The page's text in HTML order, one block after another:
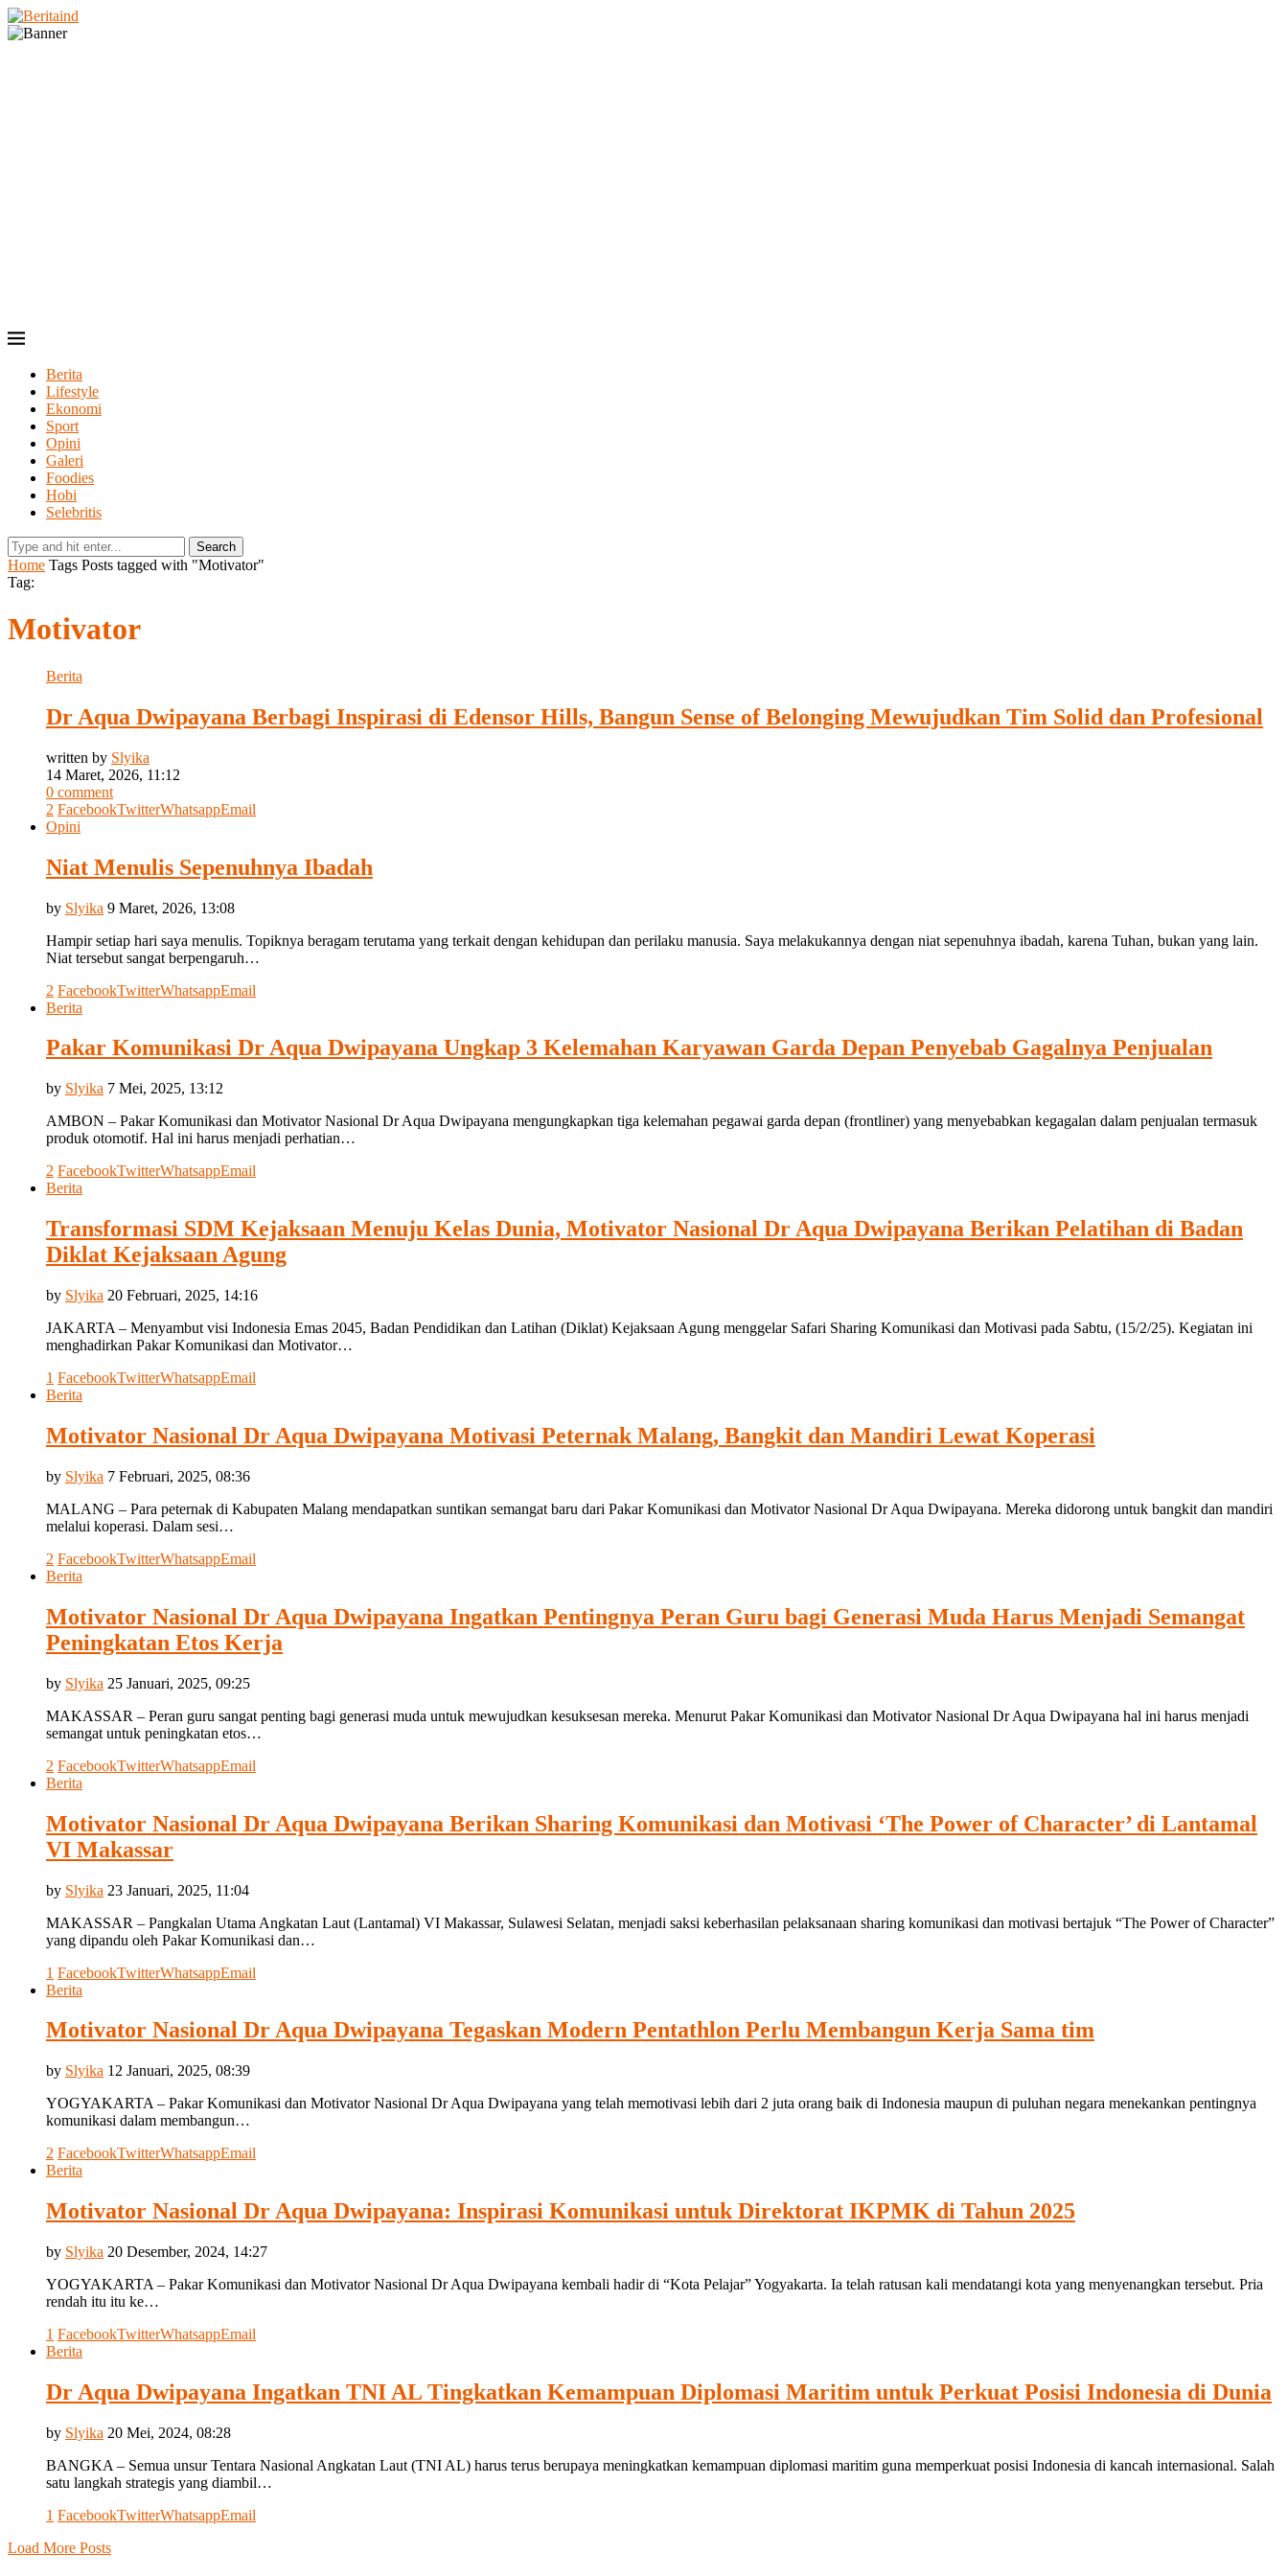
Berita
Lifestyle
Ekonomi
Sport
Opini
Galeri
Foodies
Hobi
Selebritis
Search
Home Tags Posts tagged with "Motivator"
Tag:
Motivator
Berita
Dr Aqua Dwipayana Berbagi Inspirasi di Edensor Hills, Bangun Sense of Belonging Mewujudkan Tim Solid dan Profesional
written by Slyika
14 Maret, 2026, 11:12
0 comment
2 FacebookTwitterWhatsappEmail
Opini
Niat Menulis Sepenuhnya Ibadah
by Slyika 9 Maret, 2026, 13:08
Hampir setiap hari saya menulis. Topiknya beragam terutama yang terkait dengan kehidupan dan perilaku manusia. Saya melakukannya dengan niat sepenuhnya ibadah, karena Tuhan, bukan yang lain.
Niat tersebut sangat berpengaruh…
2 FacebookTwitterWhatsappEmail
Berita
Pakar Komunikasi Dr Aqua Dwipayana Ungkap 3 Kelemahan Karyawan Garda Depan Penyebab Gagalnya Penjualan
by Slyika 7 Mei, 2025, 13:12
AMBON – Pakar Komunikasi dan Motivator Nasional Dr Aqua Dwipayana mengungkapkan tiga kelemahan pegawai garda depan (frontliner) yang menyebabkan kegagalan dalam penjualan termasuk
produk otomotif. Hal ini harus menjadi perhatian…
2 FacebookTwitterWhatsappEmail
Berita
Transformasi SDM Kejaksaan Menuju Kelas Dunia, Motivator Nasional Dr Aqua Dwipayana Berikan Pelatihan di Badan
Diklat Kejaksaan Agung
by Slyika 20 Februari, 2025, 14:16
JAKARTA – Menyambut visi Indonesia Emas 2045, Badan Pendidikan dan Latihan (Diklat) Kejaksaan Agung menggelar Safari Sharing Komunikasi dan Motivasi pada Sabtu, (15/2/25). Kegiatan ini
menghadirkan Pakar Komunikasi dan Motivator…
1 FacebookTwitterWhatsappEmail
Berita
Motivator Nasional Dr Aqua Dwipayana Motivasi Peternak Malang, Bangkit dan Mandiri Lewat Koperasi
by Slyika 7 Februari, 2025, 08:36
MALANG – Para peternak di Kabupaten Malang mendapatkan suntikan semangat baru dari Pakar Komunikasi dan Motivator Nasional Dr Aqua Dwipayana. Mereka didorong untuk bangkit dan mandiri
melalui koperasi. Dalam sesi…
2 FacebookTwitterWhatsappEmail
Berita
Motivator Nasional Dr Aqua Dwipayana Ingatkan Pentingnya Peran Guru bagi Generasi Muda Harus Menjadi Semangat
Peningkatan Etos Kerja
by Slyika 25 Januari, 2025, 09:25
MAKASSAR – Peran guru sangat penting bagi generasi muda untuk mewujudkan kesuksesan mereka. Menurut Pakar Komunikasi dan Motivator Nasional Dr Aqua Dwipayana hal ini harus menjadi
semangat untuk peningkatan etos…
2 FacebookTwitterWhatsappEmail
Berita
Motivator Nasional Dr Aqua Dwipayana Berikan Sharing Komunikasi dan Motivasi ‘The Power of Character’ di Lantamal
VI Makassar
by Slyika 23 Januari, 2025, 11:04
MAKASSAR – Pangkalan Utama Angkatan Laut (Lantamal) VI Makassar, Sulawesi Selatan, menjadi saksi keberhasilan pelaksanaan sharing komunikasi dan motivasi bertajuk “The Power of Character”
yang dipandu oleh Pakar Komunikasi dan…
1 FacebookTwitterWhatsappEmail
Berita
Motivator Nasional Dr Aqua Dwipayana Tegaskan Modern Pentathlon Perlu Membangun Kerja Sama tim
by Slyika 12 Januari, 2025, 08:39
YOGYAKARTA – Pakar Komunikasi dan Motivator Nasional Dr Aqua Dwipayana yang telah memotivasi lebih dari 2 juta orang baik di Indonesia maupun di puluhan negara menekankan pentingnya
komunikasi dalam membangun…
2 FacebookTwitterWhatsappEmail
Berita
Motivator Nasional Dr Aqua Dwipayana: Inspirasi Komunikasi untuk Direktorat IKPMK di Tahun 2025
by Slyika 20 Desember, 2024, 14:27
YOGYAKARTA – Pakar Komunikasi dan Motivator Nasional Dr Aqua Dwipayana kembali hadir di “Kota Pelajar” Yogyakarta. Ia telah ratusan kali mendatangi kota yang menyenangkan tersebut. Pria
rendah itu itu ke…
1 FacebookTwitterWhatsappEmail
Berita
Dr Aqua Dwipayana Ingatkan TNI AL Tingkatkan Kemampuan Diplomasi Maritim untuk Perkuat Posisi Indonesia di Dunia
by Slyika 20 Mei, 2024, 08:28
BANGKA – Semua unsur Tentara Nasional Angkatan Laut (TNI AL) harus terus berupaya meningkatkan kemampuan diplomasi maritim guna memperkuat posisi Indonesia di kancah internasional. Salah
satu langkah strategis yang diambil…
1 FacebookTwitterWhatsappEmail
Load More Posts